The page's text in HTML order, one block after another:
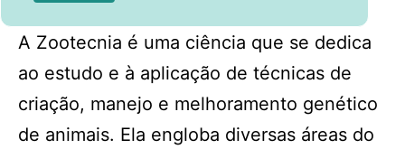
A Zootecnia é uma ciência que se dedica
ao estudo e à aplicação de técnicas de
criação, manejo e melhoramento genético
de animais. Ela engloba diversas áreas do